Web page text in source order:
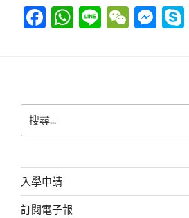
F
a
b
o
k
W
h
A
p
Li
n
W
e
at
M
e
n
g
尋
字:
入學申請
訂閱電子報